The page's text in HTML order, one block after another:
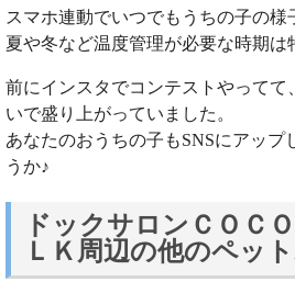
スマホ連動でいつでもうちの子の様
夏や冬など温度管理が必要な時期は
前にインスタでコンテストやってて
いで盛り上がっていました。
あなたのおうちの子もSNSにアップ
うか♪
ドックサロンＣＯＣ
ＬＫ周辺の他のペッ